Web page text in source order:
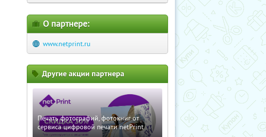
О партнере:
www.netprint.ru
Другие акции партнера
Печать фотографий, фотокниг от
сервиса цифровой печати netPrint